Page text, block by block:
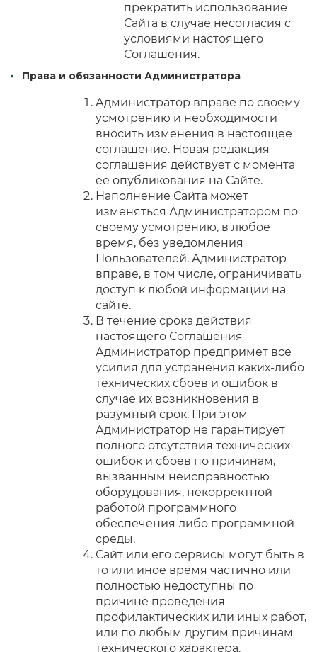
прекратить использование
Сайта в случае несогласия с
условиями настоящего
Соглашения.
Права и обязанности Администратора
Администратор вправе по своему
усмотрению и необходимости
вносить изменения в настоящее
соглашение. Новая редакция
соглашения действует с момента
ее опубликования на Сайте.
Наполнение Сайта может
изменяться Администратором по
своему усмотрению, в любое
время, без уведомления
Пользователей. Администратор
вправе, в том числе, ограничивать
доступ к любой информации на
сайте.
В течение срока действия
настоящего Соглашения
Администратор предпримет все
усилия для устранения каких-либо
технических сбоев и ошибок в
случае их возникновения в
разумный срок. При этом
Администратор не гарантирует
полного отсутствия технических
ошибок и сбоев по причинам,
вызванным неисправностью
оборудования, некорректной
работой программного
обеспечения либо программной
среды.
Сайт или его сервисы могут быть в
то или иное время частично или
полностью недоступны по
причине проведения
профилактических или иных работ,
или по любым другим причинам
технического характера.